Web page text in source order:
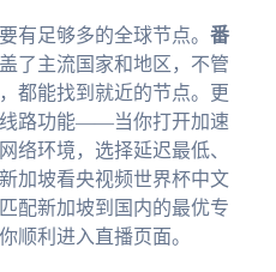
有足够多的全球节点。 番
了主流国家和地区，不管
都能找到就近的节点。更
路功能——当你打开加速
络环境，选择延迟最低、
加坡看央视频世界杯中文
配新加坡到国内的最优专
顺利进入直播页面。